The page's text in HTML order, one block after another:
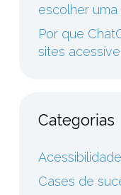
escolher
Por que
sites
Categorias
Acessibilidade
Cases de